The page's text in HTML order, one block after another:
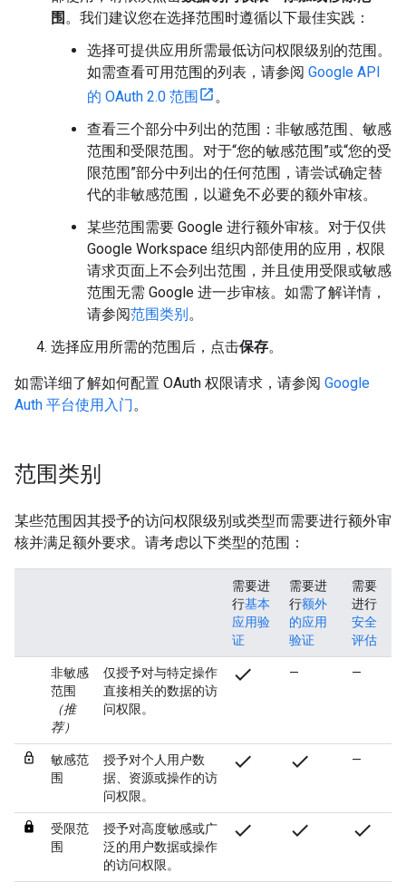
围。我们建议您在选择范围时遵循以下最佳实践：
选择可提供应用所需最低访问权限级别的范围。
如需查看可用范围的列表，请参阅 Google API
的 OAuth 2.0 范围
。
查看三个部分中列出的范围：非敏感范围、敏感
范围和受限范围。对于“您的敏感范围”或“您的受
限范围”部分中列出的任何范围，请尝试确定替
代的非敏感范围，以避免不必要的额外审核。
某些范围需要 Google 进行额外审核。对于仅供
Google Workspace 组织内部使用的应用，权限
请求页面上不会列出范围，并且使用受限或敏感
范围无需 Google 进一步审核。如需了解详情，
请参阅范围类别。
选择应用所需的范围后，点击保存。
如需详细了解如何配置 OAuth 权限请求，请参阅 Google
Auth 平台使用入门。
范围类别
某些范围因其授予的访问权限级别或类型而需要进行额外审
核并满足额外要求。请考虑以下类型的范围：
需要进
行基本
应用验
证
需要进
行额外
的应用
验证
需要
进行
安全
评估
非敏感
范围
（推
荐）
仅授予对与特定操作
直接相关的数据的访
问权限。
check — —
敏感范
围
授予对个人用户数
据、资源或操作的访
问权限。
check check —
受限范
围
授予对高度敏感或广
泛的用户数据或操作
的访问权限。
check check check